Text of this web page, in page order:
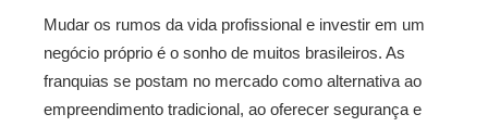
Mudar os rumos da vida profissional e investir em um
negócio próprio é o sonho de muitos brasileiros. As
franquias se postam no mercado como alternativa ao
empreendimento tradicional, ao oferecer segurança e